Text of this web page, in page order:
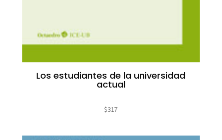
Los estudiantes de la universidad
actual
$317